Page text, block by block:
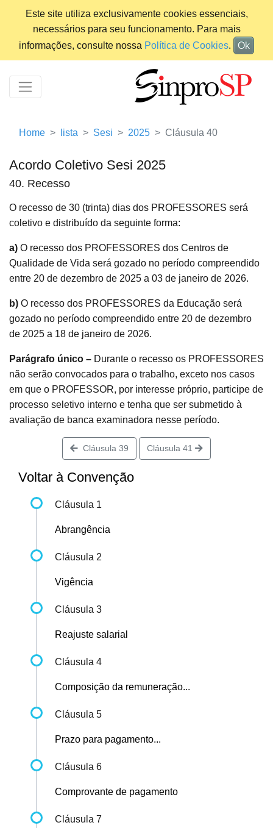
Este site utiliza exclusivamente cookies essenciais,
necessários para seu funcionamento. Para mais
informações, consulte nossa Política de Cookies. Ok
Home lista Sesi 2025 Cláusula 40
Acordo Coletivo Sesi 2025
40. Recesso
O recesso de 30 (trinta) dias dos PROFESSORES será
coletivo e distribuído da seguinte forma:
a) O recesso dos PROFESSORES dos Centros de
Qualidade de Vida será gozado no período compreendido
entre 20 de dezembro de 2025 a 03 de janeiro de 2026.
b) O recesso dos PROFESSORES da Educação será
gozado no período compreendido entre 20 de dezembro
de 2025 a 18 de janeiro de 2026.
Parágrafo único – Durante o recesso os PROFESSORES
não serão convocados para o trabalho, exceto nos casos
em que o PROFESSOR, por interesse próprio, participe de
processo seletivo interno e tenha que ser submetido à
avaliação de banca examinadora nesse período.
Cláusula 39 Cláusula 41
Voltar à Convenção
Cláusula 1
Abrangência
Cláusula 2
Vigência
Cláusula 3
Reajuste salarial
Cláusula 4
Composição da remuneração...
Cláusula 5
Prazo para pagamento...
Cláusula 6
Comprovante de pagamento
Cláusula 7